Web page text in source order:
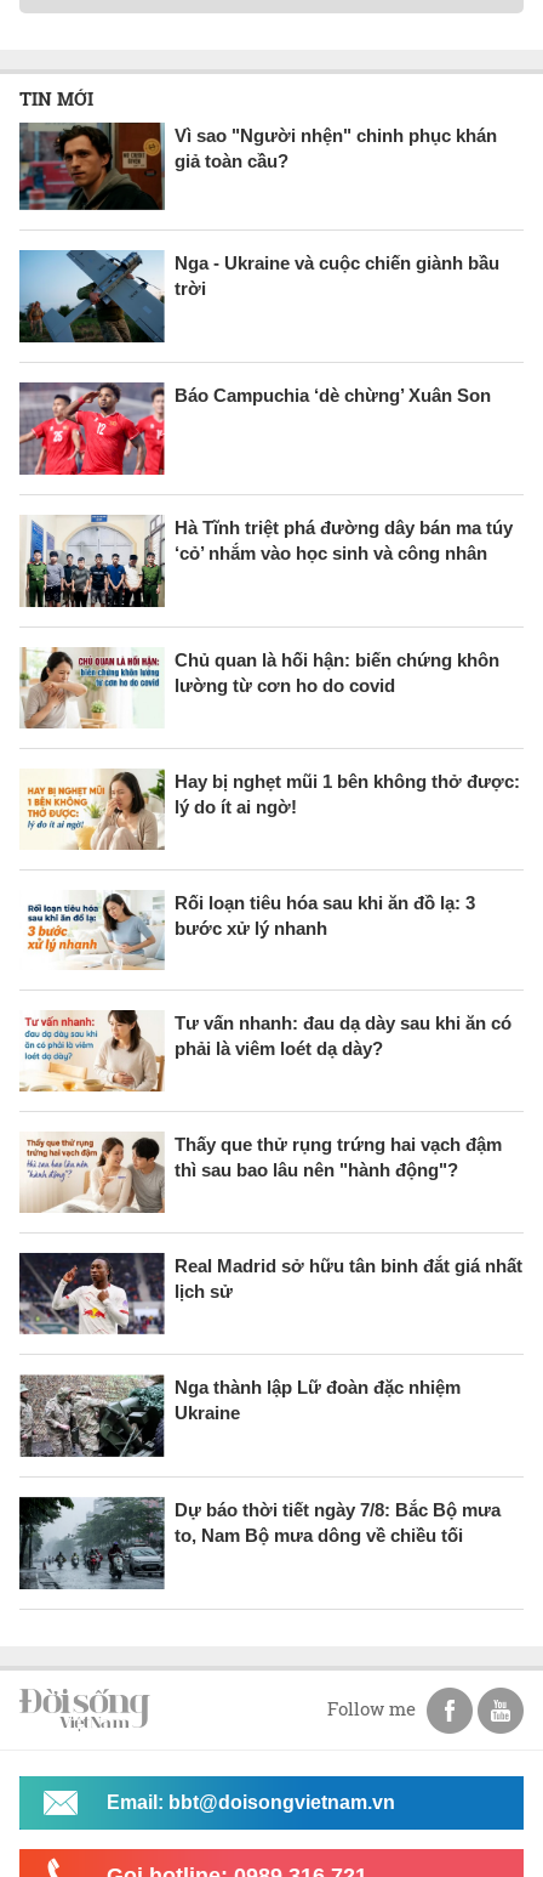
TIN MỚI
Vì sao "Người nhện" chinh phục khán
giả toàn cầu?
Nga - Ukraine và cuộc chiến giành bầu
trời
Báo Campuchia ‘dè chừng’ Xuân Son
Hà Tĩnh triệt phá đường dây bán ma túy
‘cỏ’ nhắm vào học sinh và công nhân
Chủ quan là hối hận: biến chứng khôn
lường từ cơn ho do covid
Hay bị nghẹt mũi 1 bên không thở được:
lý do ít ai ngờ!
Rối loạn tiêu hóa sau khi ăn đồ lạ: 3
bước xử lý nhanh
Tư vấn nhanh: đau dạ dày sau khi ăn có
phải là viêm loét dạ dày?
Thấy que thử rụng trứng hai vạch đậm
thì sau bao lâu nên "hành động"?
Real Madrid sở hữu tân binh đắt giá nhất
lịch sử
Nga thành lập Lữ đoàn đặc nhiệm
Ukraine
Dự báo thời tiết ngày 7/8: Bắc Bộ mưa
to, Nam Bộ mưa dông về chiều tối
Follow me
Email: bbt@doisongvietnam.vn